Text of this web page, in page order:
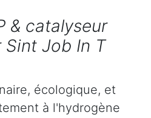
& catalyseur
Sint Job In T
écologique, et
à l'hydrogène